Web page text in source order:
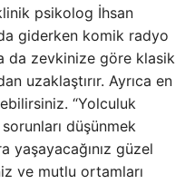
psikolog İhsan
giderken komik radyo
da zevkinize göre klasik
uzaklaştırır. Ayrıca en
“Yolculuk
düşünmek
güzel
ve mutlu ortamları